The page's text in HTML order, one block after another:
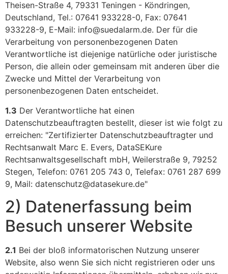
Theisen-Straße 4, 79331 Teningen - Köndringen,
Deutschland, Tel.: 07641 933228-0, Fax: 07641
933228-9, E-Mail: info@suedalarm.de. Der für die
Verarbeitung von personenbezogenen Daten
Verantwortliche ist diejenige natürliche oder juristische
Person, die allein oder gemeinsam mit anderen über die
Zwecke und Mittel der Verarbeitung von
personenbezogenen Daten entscheidet.
1.3 Der Verantwortliche hat einen
Datenschutzbeauftragten bestellt, dieser ist wie folgt zu
erreichen: "Zertifizierter Datenschutzbeauftragter und
Rechtsanwalt Marc E. Evers, DataSEKure
Rechtsanwaltsgesellschaft mbH, Weilerstraße 9, 79252
Stegen, Telefon: 0761 205 743 0, Telefax: 0761 287 699
9, Mail: datenschutz@datasekure.de"
2) Datenerfassung beim
Besuch unserer Website
2.1 Bei der bloß informatorischen Nutzung unserer
Website, also wenn Sie sich nicht registrieren oder uns